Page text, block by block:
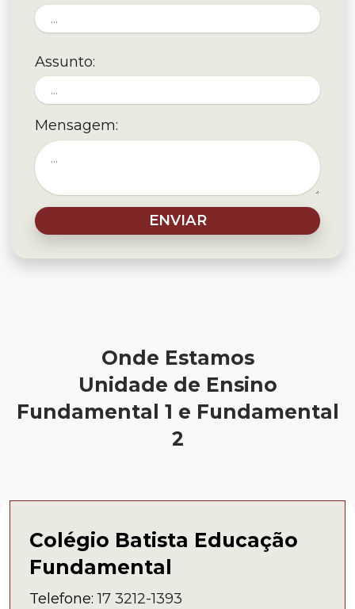
Assunto:
Mensagem:
ENVIAR
Onde Estamos
Unidade de Ensino
Fundamental 1 e Fundamental
2
Colégio Batista Educação
Fundamental
Telefone:17 3212-1393